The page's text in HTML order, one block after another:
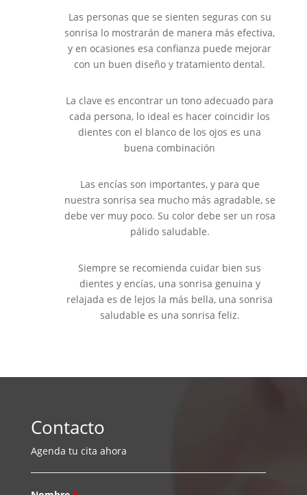
Las personas que se sienten seguras con su
sonrisa lo mostrarán de manera más efectiva,
y en ocasiones esa confianza puede mejorar
con un buen diseño y tratamiento dental.
La clave es encontrar un tono adecuado para
cada persona, lo ideal es hacer coincidir los
dientes con el blanco de los ojos es una
buena combinación
Las encías son importantes, y para que
nuestra sonrisa sea mucho más agradable, se
debe ver muy poco. Su color debe ser un rosa
pálido saludable.
Siempre se recomienda cuidar bien sus
dientes y encías, una sonrisa genuina y
relajada es de lejos la más bella, una sonrisa
saludable es una sonrisa feliz.
Contacto
Agenda tu cita ahora